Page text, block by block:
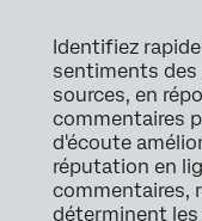
Identifiez
sentiments
sources, en
commentaires
d'écoute
réputation en
commentaires,
déterminent les